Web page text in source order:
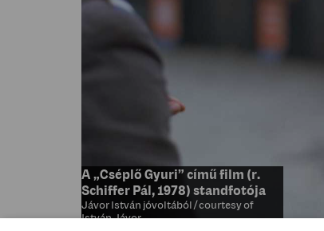
A „Cséplő Gyuri” című film (r.
Schiffer Pál, 1978) standfotója
Jávor István jóvoltából / courtesy of
István Jávor